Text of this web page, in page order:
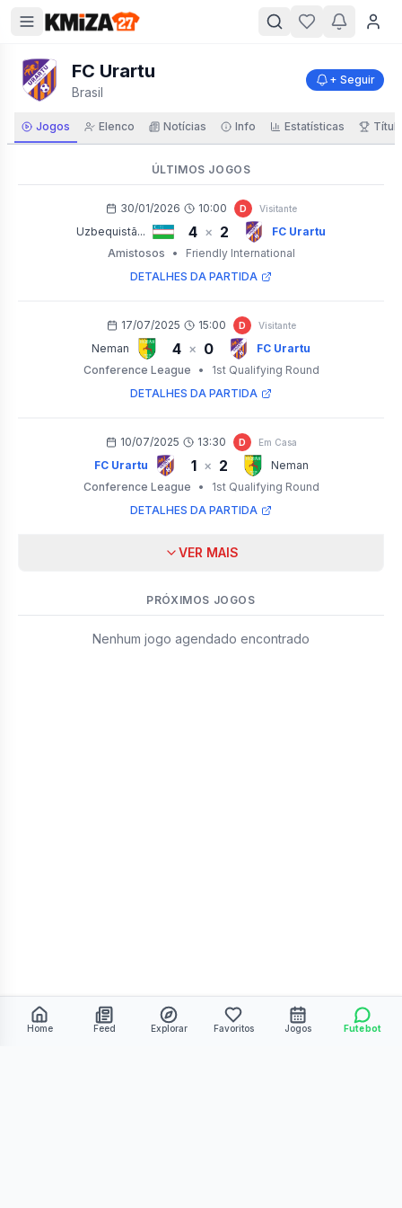
FC Urartu
Brasil
+ Seguir
Jogos Elenco Notícias Info Estatísticas
ÚLTIMOS JOGOS
30/01/2026 10:00 D Visitante
Uzbequistã... 4 × 2
FC Urartu
Amistosos
•
Friendly International
DETALHES DA PARTIDA
17/07/2025 15:00 D Visitante
Neman 4 × 0
FC Urartu
Conference League
•
1st Qualifying Round
DETALHES DA PARTIDA
10/07/2025 13:30 D Em Casa
FC Urartu 1 × 2
Neman
Conference League
•
1st Qualifying Round
DETALHES DA PARTIDA
VER MAIS
PRÓXIMOS JOGOS
Nenhum jogo agendado encontrado
Home Feed Explorar Favoritos Jogos Futebot